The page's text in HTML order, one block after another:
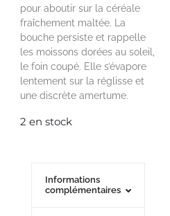
pour aboutir sur la céréale
fraîchement maltée. La
bouche persiste et rappelle
les moissons dorées au soleil,
le foin coupé. Elle s’évapore
lentement sur la réglisse et
une discrète amertume.
2 en stock
Informations
complémentaires